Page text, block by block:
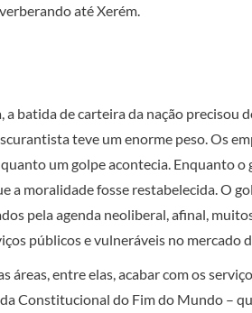
até Xerém.
a batida de carteira da nação precisou
teve um enorme peso. Os
um golpe acontecia. Enquanto
a moralidade fosse restabelecida. O
pela agenda neoliberal, afinal,
públicos e vulneráveis no mercado
áreas, entre elas, acabar com os
Constitucional do Fim do Mundo –